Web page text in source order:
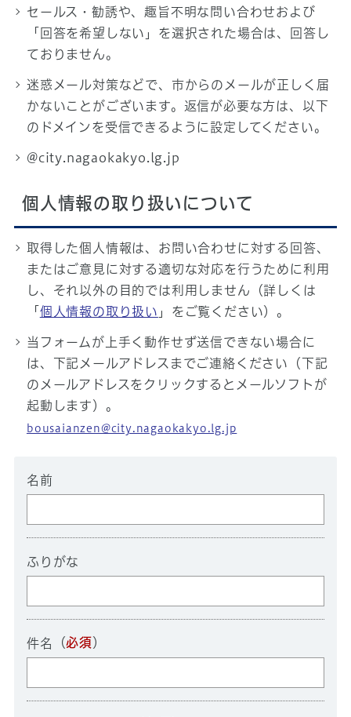
セールス・勧誘や、趣旨不明な問い合わせおよび
「回答を希望しない」を選択された場合は、回答し
ておりません。
迷惑メール対策などで、市からのメールが正しく届
かないことがございます。返信が必要な方は、以下
のドメインを受信できるように設定してください。
@city.nagaokakyo.lg.jp
個人情報の取り扱いについて
取得した個人情報は、お問い合わせに対する回答、
またはご意見に対する適切な対応を行うために利用
し、それ以外の目的では利用しません（詳しくは
「 個人情報の取り扱い 」をご覧ください）。
当フォームが上手く動作せず送信できない場合に
は、下記メールアドレスまでご連絡ください（下記
のメールアドレスをクリックするとメールソフトが
起動します）。
bousaianzen@city.nagaokakyo.lg.jp
名前
ふりがな
件名 （必須 ）